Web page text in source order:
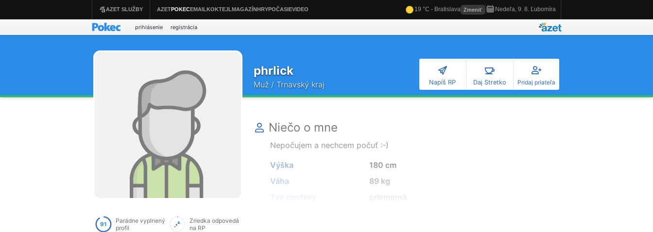
phrlick
Muž / Trnavský kraj Napíš RP Daj Stretko Pridaj priateľa
91
Parádne vyplnený
profil
Zriedka odpovedá
na RP
Niečo o mne
Nepočujem a nechcem počuť :-)
Výška
180 cm
Váha
89 kg
priemerná
prihlásenie registrácia